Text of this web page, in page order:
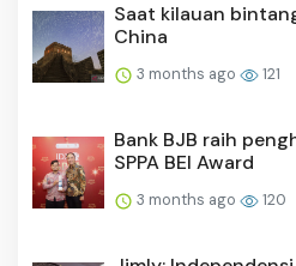
Saat kilauan
China
3 months ago 121
Bank BJB raih
SPPA BEI Award
3 months ago 120